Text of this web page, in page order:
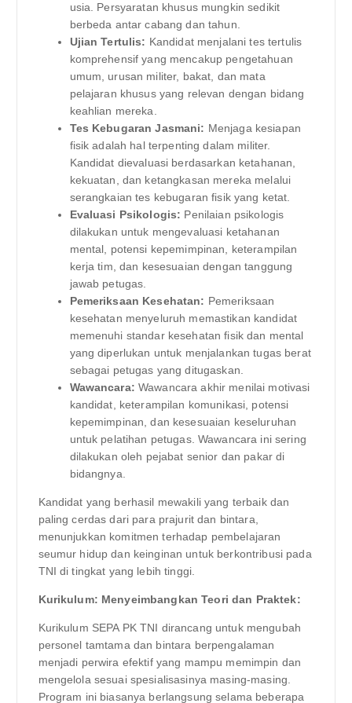
usia. Persyaratan khusus mungkin sedikit
berbeda antar cabang dan tahun.
Ujian Tertulis: Kandidat menjalani tes tertulis
komprehensif yang mencakup pengetahuan
umum, urusan militer, bakat, dan mata
pelajaran khusus yang relevan dengan bidang
keahlian mereka.
Tes Kebugaran Jasmani: Menjaga kesiapan
fisik adalah hal terpenting dalam militer.
Kandidat dievaluasi berdasarkan ketahanan,
kekuatan, dan ketangkasan mereka melalui
serangkaian tes kebugaran fisik yang ketat.
Evaluasi Psikologis: Penilaian psikologis
dilakukan untuk mengevaluasi ketahanan
mental, potensi kepemimpinan, keterampilan
kerja tim, dan kesesuaian dengan tanggung
jawab petugas.
Pemeriksaan Kesehatan: Pemeriksaan
kesehatan menyeluruh memastikan kandidat
memenuhi standar kesehatan fisik dan mental
yang diperlukan untuk menjalankan tugas berat
sebagai petugas yang ditugaskan.
Wawancara: Wawancara akhir menilai motivasi
kandidat, keterampilan komunikasi, potensi
kepemimpinan, dan kesesuaian keseluruhan
untuk pelatihan petugas. Wawancara ini sering
dilakukan oleh pejabat senior dan pakar di
bidangnya.
Kandidat yang berhasil mewakili yang terbaik dan
paling cerdas dari para prajurit dan bintara,
menunjukkan komitmen terhadap pembelajaran
seumur hidup dan keinginan untuk berkontribusi pada
TNI di tingkat yang lebih tinggi.
Kurikulum: Menyeimbangkan Teori dan Praktek:
Kurikulum SEPA PK TNI dirancang untuk mengubah
personel tamtama dan bintara berpengalaman
menjadi perwira efektif yang mampu memimpin dan
mengelola sesuai spesialisasinya masing-masing.
Program ini biasanya berlangsung selama beberapa